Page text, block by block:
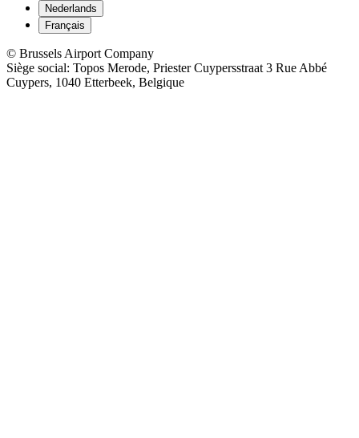
Nederlands
Français
© Brussels Airport Company
Siège social: Topos Merode, Priester Cuypersstraat 3 Rue Abbé
Cuypers, 1040 Etterbeek, Belgique